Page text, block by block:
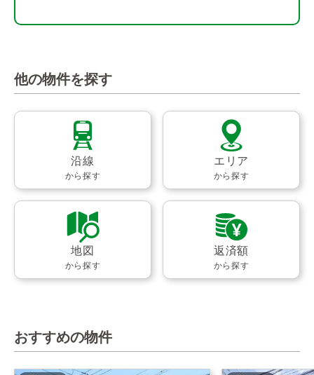
他の物件を探す
沿線
から探す
エリア
から探す
地図
から探す
返済額
から探す
おすすめの物件